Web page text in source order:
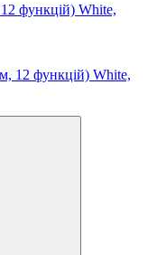
функцій) White,